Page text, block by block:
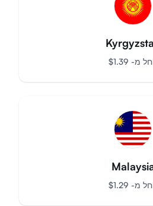
החל מ-$
1.39